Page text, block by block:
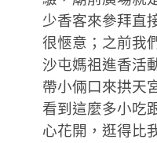
少香客來參拜直
很愜意；之前我
沙屯媽祖進香活
帶小倆口來拱天
看到這麼多小吃
心花開，逛得比